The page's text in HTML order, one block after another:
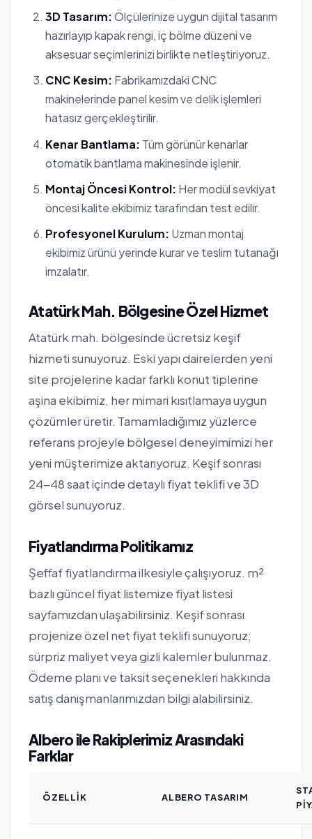
3D Tasarım:Ölçülerinize uygun dijital tasarım
hazırlayıp kapak rengi, iç bölme düzeni ve
aksesuar seçimlerinizi birlikte netleştiriyoruz.
CNC Kesim: Fabrikamızdaki CNC
makinelerinde panel kesim ve delik işlemleri
hatasız gerçekleştirilir.
Kenar Bantlama: Tüm görünür kenarlar
otomatik bantlama makinesinde işlenir.
Montaj Öncesi Kontrol: Her modül sevkiyat
öncesi kalite ekibimiz tarafından test edilir.
Profesyonel Kurulum: Uzman montaj
ekibimiz ürünü yerinde kurar ve teslim tutanağı
imzalatır.
Atatürk Mah. Bölgesine Özel Hizmet
Atatürk mah. bölgesinde ücretsiz keşif
hizmeti sunuyoruz. Eski yapı dairelerden yeni
site projelerine kadar farklı konut tiplerine
aşina ekibimiz, her mimari kısıtlamaya uygun
çözümler üretir. Tamamladığımız yüzlerce
referans projeyle bölgesel deneyimimizi her
yeni müşterimize aktarıyoruz. Keşif sonrası
24-48 saat içinde detaylı fiyat teklifi ve 3D
görsel sunuyoruz.
Fiyatlandırma Politikamız
Şeffaf fiyatlandırma ilkesiyle çalışıyoruz. m²
bazlı güncel fiyat listemize fiyat listesi
sayfamızdanulaşabilirsiniz. Keşif sonrası
projenize özel net fiyat teklifi sunuyoruz;
sürpriz maliyet veya gizli kalemler bulunmaz.
Ödeme planı ve taksit seçenekleri hakkında
satış danışmanlarımızdan bilgi alabilirsiniz.
Albero ile Rakiplerimiz Arasındaki
Farklar
ÖZELLIK ALBERO TASARIM